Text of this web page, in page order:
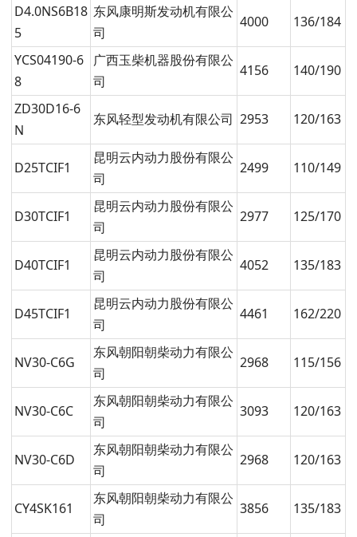
D4.0NS6B18
5
东风康明斯发动机有限公
司
4000 136/184
YCS04190-6
8
广西玉柴机器股份有限公
司
4156 140/190
ZD30D16-6
N
东风轻型发动机有限公司 2953 120/163
D25TCIF1
昆明云内动力股份有限公
司
2499 110/149
D30TCIF1
昆明云内动力股份有限公
司
2977 125/170
D40TCIF1
昆明云内动力股份有限公
司
4052 135/183
D45TCIF1
昆明云内动力股份有限公
司
4461 162/220
NV30-C6G
东风朝阳朝柴动力有限公
司
2968 115/156
NV30-C6C
东风朝阳朝柴动力有限公
司
3093 120/163
NV30-C6D
东风朝阳朝柴动力有限公
司
2968 120/163
CY4SK161
东风朝阳朝柴动力有限公
司
3856 135/183